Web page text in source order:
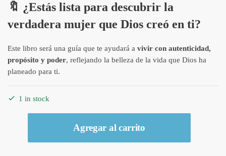
🔖 ¿Estás lista para descubrir la
verdadera mujer que Dios creó en ti?
Este libro será una guía que te ayudará a vivir con autenticidad,
propósito y poder, reflejando la belleza de la vida que Dios ha
planeado para ti.
1 in stock
verdadera:
Agregar al carrito